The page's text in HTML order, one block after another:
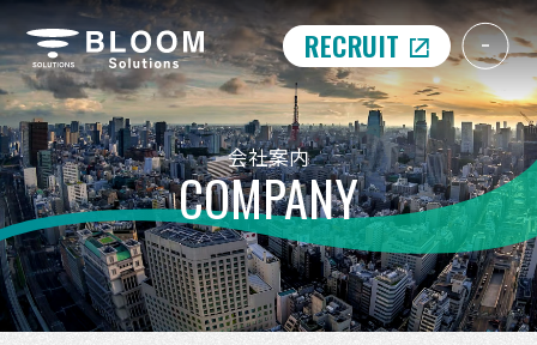
RECRUIT
会社案内
COMPANY